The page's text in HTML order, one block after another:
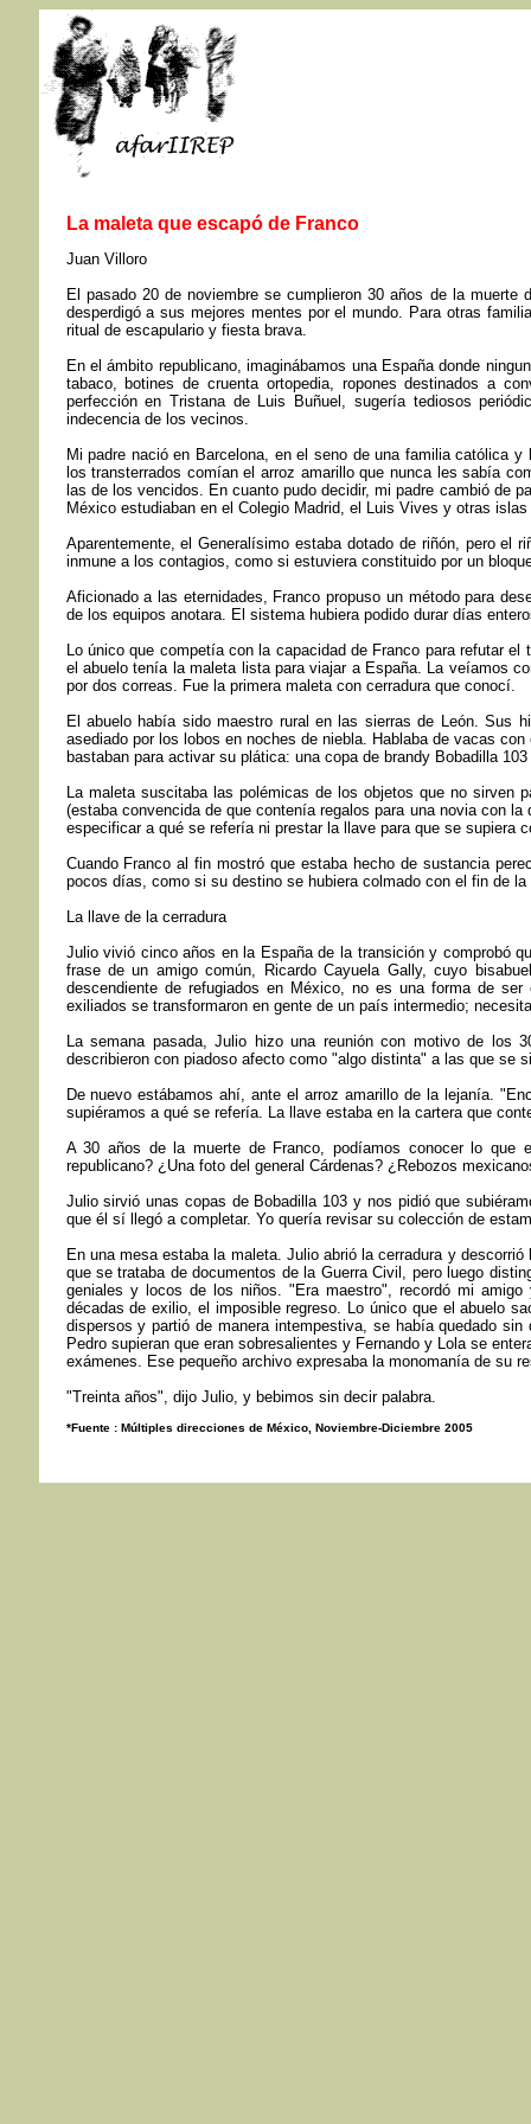
La maleta que escapó de Franco
Juan Villoro
El pasado 20 de noviembre se cumplieron 30 años de la
desperdigó a sus mejores mentes por el mundo. Para otras
ritual de escapulario y fiesta brava.
En el ámbito republicano, imaginábamos una España donde
tabaco, botines de cruenta ortopedia, ropones destinados a
perfección en Tristana de Luis Buñuel, sugería tediosos
indecencia de los vecinos.
Mi padre nació en Barcelona, en el seno de una familia católica
los transterrados comían el arroz amarillo que nunca les sabía
las de los vencidos. En cuanto pudo decidir, mi padre cambió de
México estudiaban en el Colegio Madrid, el Luis Vives y otras islas
Aparentemente, el Generalísimo estaba dotado de riñón, pero
inmune a los contagios, como si estuviera constituido por un
Aficionado a las eternidades, Franco propuso un método para
de los equipos anotara. El sistema hubiera podido durar días
Lo único que competía con la capacidad de Franco para refutar
el abuelo tenía la maleta lista para viajar a España. La veíamos
por dos correas. Fue la primera maleta con cerradura que conocí.
El abuelo había sido maestro rural en las sierras de León. Sus
asediado por los lobos en noches de niebla. Hablaba de vacas
bastaban para activar su plática: una copa de brandy Bobadilla
La maleta suscitaba las polémicas de los objetos que no sirven
(estaba convencida de que contenía regalos para una novia con
especificar a qué se refería ni prestar la llave para que se supiera
Cuando Franco al fin mostró que estaba hecho de sustancia
pocos días, como si su destino se hubiera colmado con el fin de la
La llave de la cerradura
Julio vivió cinco años en la España de la transición y comprobó
frase de un amigo común, Ricardo Cayuela Gally, cuyo
descendiente de refugiados en México, no es una forma de
exiliados se transformaron en gente de un país intermedio;
La semana pasada, Julio hizo una reunión con motivo de los
describieron con piadoso afecto como "algo distinta" a las que se
De nuevo estábamos ahí, ante el arroz amarillo de la lejanía.
supiéramos a qué se refería. La llave estaba en la cartera que
A 30 años de la muerte de Franco, podíamos conocer lo que
republicano? ¿Una foto del general Cárdenas? ¿Rebozos
Julio sirvió unas copas de Bobadilla 103 y nos pidió que
que él sí llegó a completar. Yo quería revisar su colección de
En una mesa estaba la maleta. Julio abrió la cerradura y
que se trataba de documentos de la Guerra Civil, pero luego
geniales y locos de los niños. "Era maestro", recordó mi
décadas de exilio, el imposible regreso. Lo único que el abuelo
dispersos y partió de manera intempestiva, se había quedado
Pedro supieran que eran sobresalientes y Fernando y Lola se
exámenes. Ese pequeño archivo expresaba la monomanía de su
"Treinta años", dijo Julio, y bebimos sin decir palabra.
*Fuente : Múltiples direcciones de México, Noviembre-Diciembre 2005